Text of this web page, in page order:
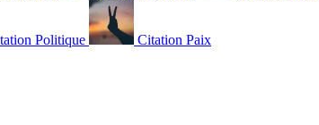
Politique Citation Paix